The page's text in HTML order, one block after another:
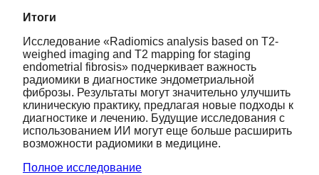
Итоги
Исследование «Radiomics analysis based on T2-
weighed imaging and T2 mapping for staging
endometrial fibrosis» подчеркивает важность
радиомики в диагностике эндометриальной
фиброзы. Результаты могут значительно улучшить
клиническую практику, предлагая новые подходы к
диагностике и лечению. Будущие исследования с
использованием ИИ могут еще больше расширить
возможности радиомики в медицине.
Полное исследование